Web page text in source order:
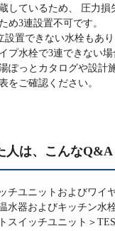
しているため、 圧力損
め3連設置不可です。
設置できない水栓もあ
プ水栓で3連できない場
ぽっとカタログや設計
をご確認ください。
人は、こんな
チユニットおよびワイ
水器およびキッチン水
スイッチユニット＞